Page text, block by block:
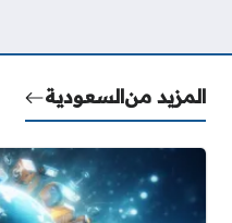
المزيد منالسعودية